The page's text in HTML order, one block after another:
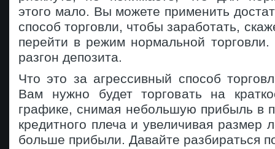
этого мало. Вы можете применить
способ торговли, чтобы заработать,
перейти в режим нормальной
разгон депозита.
Что это за агрессивный способ
Вам нужно будет торговать на
графике, снимая небольшую прибыль в
кредитного плеча и увеличивая размер
больше прибыли. Давайте разбираться